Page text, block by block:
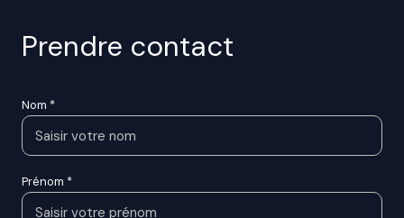
prendre contact
Nom *
Prénom *